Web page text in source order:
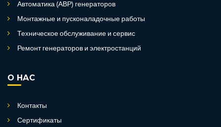
Автоматика (АВР) генераторов
Монтажные и пусконаладочные работы
Техническое обслуживание и сервис
Ремонт генераторов и электростанций
О НАС
Контакты
Сертификаты